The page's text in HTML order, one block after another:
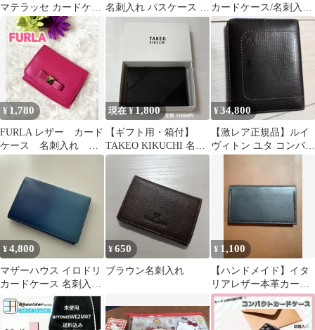
マテラッセ カードケー
ス 名刺入れ ピンク
名刺入れ パスケース 定
期入れ ブラック レザー
カードケース/名刺入
れ （おまけ付）
¥ 1,780
FURLA レザー カード
ケース 名刺入れ ビ
ビッドピンク系
現在 ¥1,800
【ギフト用・箱付】
TAKEO KIKUCHI 名刺
入れ カードケース ほぼ
¥34,800
【激レア正規品】ルイ
ヴィトン ユタ コンパク
¥4,800
マザーハウス イロドリ
カードケース 名刺入れ
蒼海
¥650
ブラウン名刺入れ
¥ 1,100
【ハンドメイド】イタ
リアレザー本革カード
ケース海亀(ホヌ)刻印